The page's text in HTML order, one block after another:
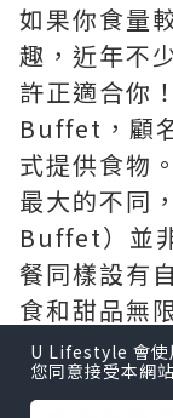
如果你食量
趣，近年不
許正適合你
Buffet，顧
式提供食物
最大的不同
Buffet）並
餐同樣設有
食和甜品無
式，顧客可
廚師即叫即
U Lifestyle 會使
您同意接受本網